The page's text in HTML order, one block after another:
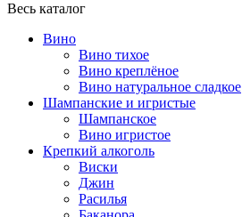
Весь каталог
Вино
Вино тихое
Вино креплёное
Вино натуральное сладкое
Шампанские и игристые
Шампанское
Вино игристое
Крепкий алкоголь
Виски
Джин
Расилья